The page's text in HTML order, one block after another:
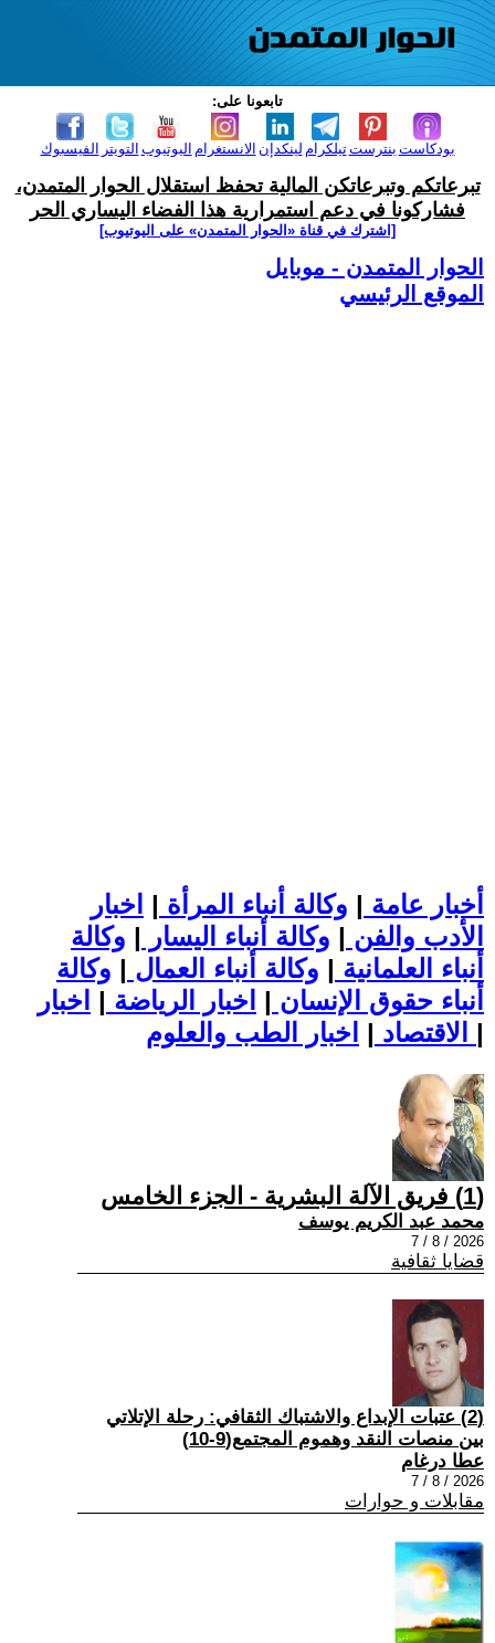
تابعونا على:
الفيسبوك التويتر اليوتيوب الانستغرام لينكدإن تيلكرامبنترست بودكاست
تبرعاتكم وتبرعاتكن المالية تحفظ استقلال الحوار المتمدن،
فشاركونا في دعم استمرارية هذا الفضاء اليساري الحر
[اشترك في قناة ‫«الحوار المتمدن» على اليوتيوب]
الحوار المتمدن - موبايل
الموقع الرئيسي
أخبار عامة | وكالة أنباء المرأة | اخبار
الأدب والفن | وكالة أنباء اليسار | وكالة
أنباء العلمانية | وكالة أنباء العمال | وكالة
أنباء حقوق الإنسان | اخبار الرياضة | اخبار
الاقتصاد | |
(1) فريق الآلة البشرية - الجزء الخامس
محمد عبد الكريم يوسف
2026 / 8 / 7
قضايا ثقافية
(2) عتبات الإبداع والاشتباك الثقافي: رحلة الإتلاتي
بين منصات النقد وهموم المجتمع(9-10)
عطا درغام
2026 / 8 / 7
مقابلات و حوارات